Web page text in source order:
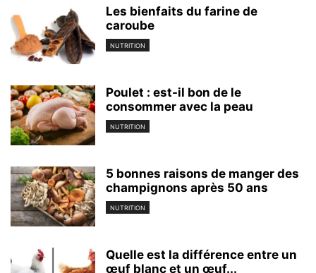
Les bienfaits du farine de
caroube
NUTRITION
Poulet : est-il bon de le
consommer avec la peau
NUTRITION
5 bonnes raisons de manger des
champignons après 50 ans
NUTRITION
Quelle est la différence entre un
œuf blanc et un œuf...